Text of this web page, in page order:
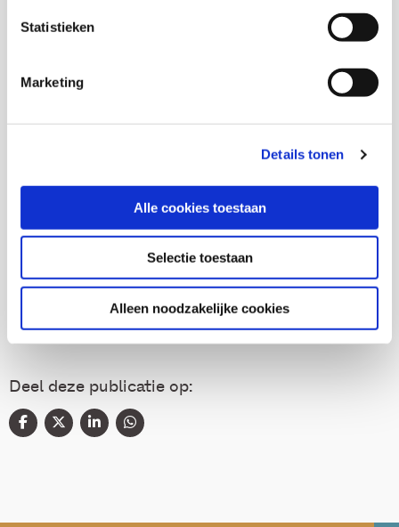
Statistieken
Marketing
Details tonen
Alle cookies toestaan
Selectie toestaan
Alleen noodzakelijke cookies
Freek de Meere
vitaliteit en veiligheid
Thema's
Diversiteit
Deel deze publicatie op: